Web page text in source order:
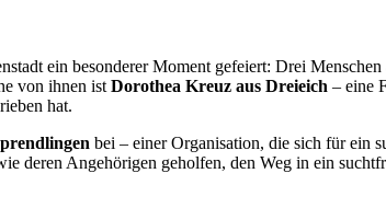
ein besonderer Moment gefeiert: Drei
von ihnen ist Dorothea Kreuz aus Dreieich – eine
hat.
bei – einer Organisation, die sich für ein
deren Angehörigen geholfen, den Weg in ein